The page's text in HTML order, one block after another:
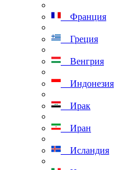
Франция
Греция
Венгрия
Индонезия
Ирак
Иран
Исландия